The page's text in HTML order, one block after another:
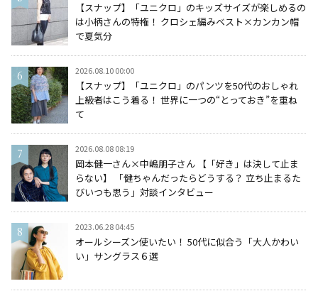
【スナップ】「ユニクロ」のキッズサイズが楽しめるの
は小柄さんの特権！ クロシェ編みベスト×カンカン帽
で夏気分
2026.08.10 00:00
【スナップ】「ユニクロ」のパンツを50代のおしゃれ
上級者はこう着る！ 世界に一つの“とっておき”を重ね
て
2026.08.08 08:19
岡本健一さん×中嶋朋子さん 【「好き」は決して止ま
らない】 「健ちゃんだったらどうする？ 立ち止まるた
びいつも思う」対談インタビュー
2023.06.28 04:45
オールシーズン使いたい！ 50代に似合う「大人かわい
い」サングラス６選